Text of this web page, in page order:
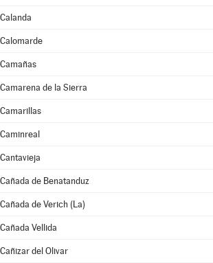
Calanda
Calomarde
Camañas
Camarena de la Sierra
Camarillas
Caminreal
Cantavieja
Cañada de Benatanduz
Cañada de Verich (La)
Cañada Vellida
Cañizar del Olivar